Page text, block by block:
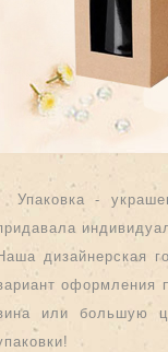
Упаковка -
дизайнерская
оформления
или большую